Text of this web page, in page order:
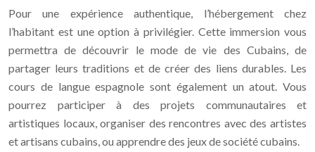
Pour une expérience authentique, l’hébergement chez
l’habitant est une option à privilégier. Cette immersion vous
permettra de découvrir le mode de vie des Cubains, de
partager leurs traditions et de créer des liens durables. Les
cours de langue espagnole sont également un atout. Vous
pourrez participer à des projets communautaires et
artistiques locaux, organiser des rencontres avec des artistes
et artisans cubains, ou apprendre des jeux de société cubains.